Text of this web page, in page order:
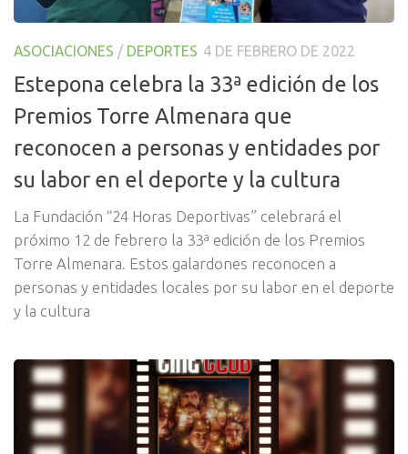
ASOCIACIONES / DEPORTES 4 DE FEBRERO DE 2022
Estepona celebra la 33ª edición de los
Premios Torre Almenara que
reconocen a personas y entidades por
su labor en el deporte y la cultura
La Fundación “24 Horas Deportivas” celebrará el
próximo 12 de febrero la 33ª edición de los Premios
Torre Almenara. Estos galardones reconocen a
personas y entidades locales por su labor en el deporte
y la cultura